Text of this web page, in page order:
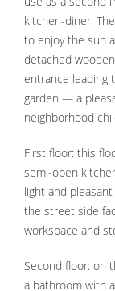
kitchen-diner.
to enjoy the sun
detached
entrance leading
garden — a
neighborhood
First floor: this
semi-open
light and
the street side
workspace and
Second floor: on
a bathroom with